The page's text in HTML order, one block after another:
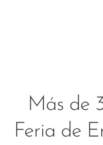
Más de
Feria de